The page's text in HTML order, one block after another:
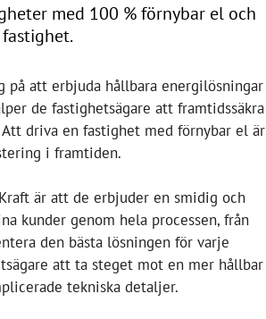
med 100 % förnybar el och
på att erbjuda hållbara energilösningar
de fastighetsägare att framtidssäkra
driva en fastighet med förnybar el är
i framtiden.
är att de erbjuder en smidig och
kunder genom hela processen, från
den bästa lösningen för varje
att ta steget mot en mer hållbar
tekniska detaljer.